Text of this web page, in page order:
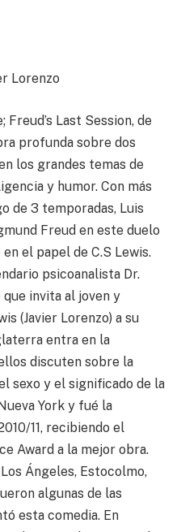
Lorenzo
Last Session, de
profunda sobre dos
los grandes temas de
y humor. Con más
de 3 temporadas, Luis
Freud en este duelo
el papel de C.S Lewis.
psicoanalista Dr.
invita al joven y
(Javier Lorenzo) a su
entra en la
discuten sobre la
sexo y el significado de la
York y fué la
11, recibiendo el
Award a la mejor obra.
Ángeles, Estocolmo,
algunas de las
esta comedia. En